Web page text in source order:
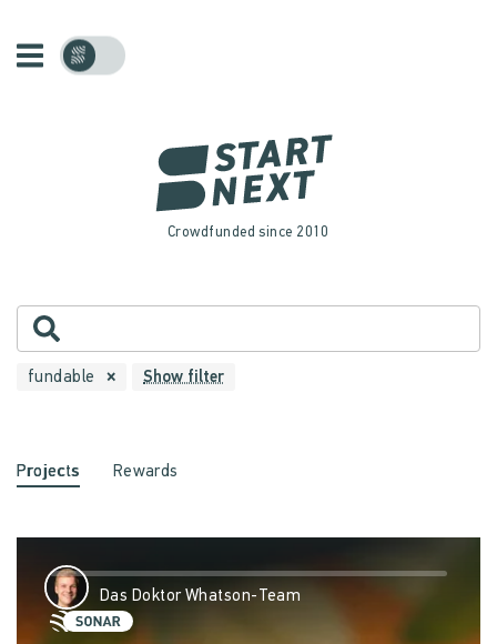
Crowdfunded since 2010
fundable Show filter
Projects Rewards
Das Doktor Whatson-Team